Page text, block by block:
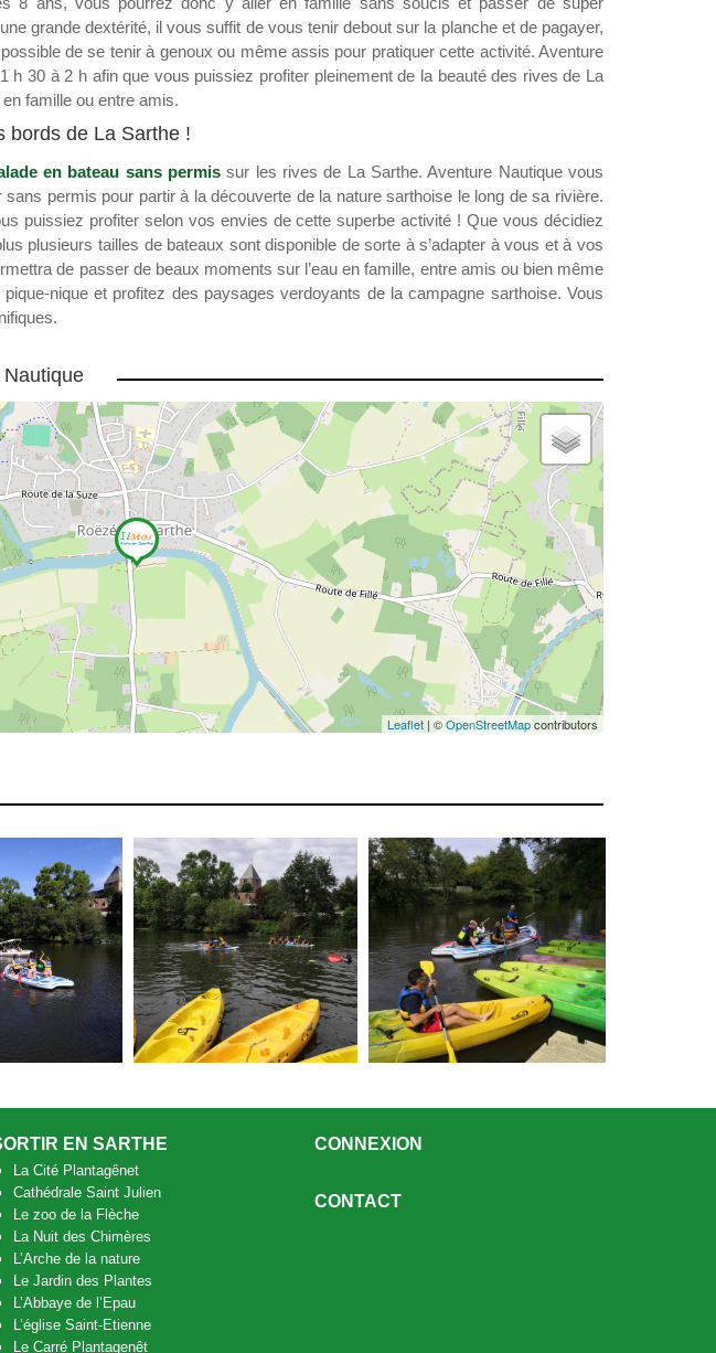
grande dextérité, il vous suffit de vous tenir debout sur la planche et de pagayer,
de se tenir à genoux ou même assis pour pratiquer cette activité. Aventure
h 30 à 2 h afin que vous puissiez profiter pleinement de la beauté des rives de La
famille ou entre amis.
bords de La Sarthe !
en bateau sans permis sur les rives de La Sarthe. Aventure Nautique vous
permis pour partir à la découverte de la nature sarthoise le long de sa rivière.
puissiez profiter selon vos envies de cette superbe activité ! Que vous décidiez
plusieurs tailles de bateaux sont disponible de sorte à s’adapter à vous et à vos
de passer de beaux moments sur l’eau en famille, entre amis ou bien même
nique et profitez des paysages verdoyants de la campagne sarthoise. Vous
Leaflet | ©OpenStreetMapcontributors
EN SARTHE
La Cité Plantagênet
Cathédrale Saint Julien
Le zoo de la Flèche
La Nuit des Chimères
L’Arche de la nature
Le Jardin des Plantes
L’Abbaye de l’Epau
L’église Saint-Etienne
Le Carré Plantagenêt
CONNEXION
CONTACT